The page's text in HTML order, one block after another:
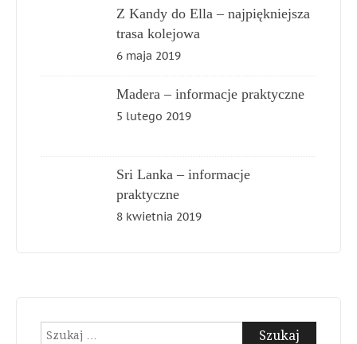
Z Kandy do Ella – najpiękniejsza
trasa kolejowa
6 maja 2019
Madera – informacje praktyczne
5 lutego 2019
Sri Lanka – informacje
praktyczne
8 kwietnia 2019
Szukaj: